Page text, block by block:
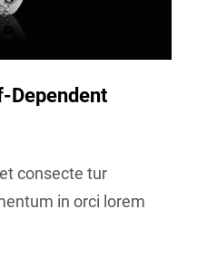
Dependent
consecte tur
in orci lorem